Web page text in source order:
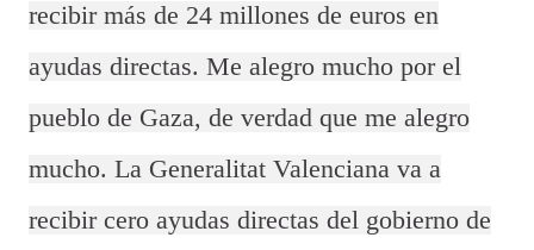
recibir más de 24 millones de euros en
ayudas directas. Me alegro mucho por el
pueblo de Gaza, de verdad que me alegro
mucho. La Generalitat Valenciana va a
recibir cero ayudas directas del gobierno de